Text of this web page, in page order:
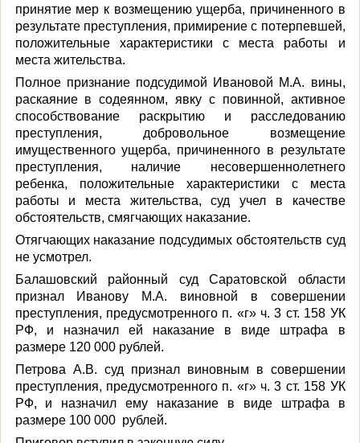
принятие мер к возмещению ущерба, причиненного в
результате преступления, примирение с потерпевшей,
положительные характеристики с места работы и
места жительства.
Полное признание подсудимой Ивановой М.А. вины,
раскаяние в содеянном, явку с повинной, активное
способствование раскрытию и расследованию
преступления, добровольное возмещение
имущественного ущерба, причиненного в результате
преступления, наличие несовершеннолетнего
ребенка, положительные характеристики с места
работы и места жительства, суд учел в качестве
обстоятельств, смягчающих наказание.
Отягчающих наказание подсудимых обстоятельств суд
не усмотрел.
Балашовский районный суд Саратовской области
признал Иванову М.А. виновной в совершении
преступления, предусмотренного п. «г» ч. 3 ст. 158 УК
РФ, и назначил ей наказание в виде штрафа в
размере 120 000 рублей.
Петрова А.В. суд признал виновным в совершении
преступления, предусмотренного п. «г» ч. 3 ст. 158 УК
РФ, и назначил ему наказание в виде штрафа в
размере 100 000 рублей.